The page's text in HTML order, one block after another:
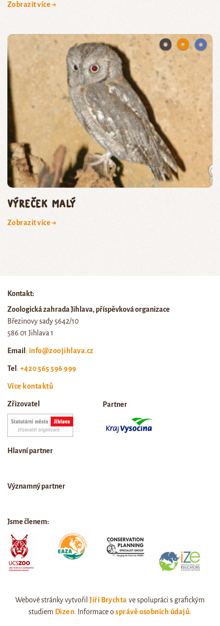
Zobrazit více →
výreček malý
Zobrazit více →
Kontakt:
Zoologická zahrada Jihlava, příspěvková organizace
Březinovy sady 5642/10
586 01 Jihlava 1
Email : info@zoojihlava.cz
Tel : +420 565 596 999
Více kontaktů
Zřizovatel Partner
Hlavní partner
Významný partner
Jsme členem:
Webové stránky vytvořilJiří Brychta ve spolupráci s grafickým
studiem Dizen . Informace osprávě osobních údajů